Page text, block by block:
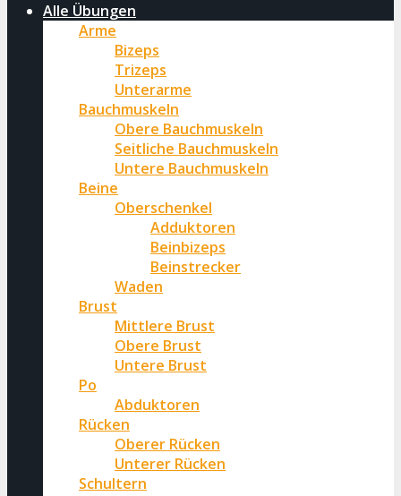
Alle Übungen
Arme
Bizeps
Trizeps
Unterarme
Bauchmuskeln
Obere Bauchmuskeln
Seitliche Bauchmuskeln
Untere Bauchmuskeln
Beine
Oberschenkel
Adduktoren
Beinbizeps
Beinstrecker
Waden
Brust
Mittlere Brust
Obere Brust
Untere Brust
Po
Abduktoren
Rücken
Oberer Rücken
Unterer Rücken
Schultern